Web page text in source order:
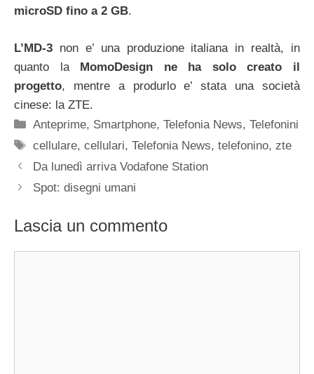
microSD fino a 2 GB.
L’MD-3 non e’ una produzione italiana in realtà, in
quanto la MomoDesign ne ha solo creato il
progetto, mentre a produrlo e’ stata una società
cinese: la ZTE.
Categorie
Anteprime, Smartphone,Telefonia News,Telefonini
Tag
cellulare,cellulari,Telefonia News,telefonino,zte
Da lunedì arriva Vodafone Station
Spot: disegni umani
Lascia un commento